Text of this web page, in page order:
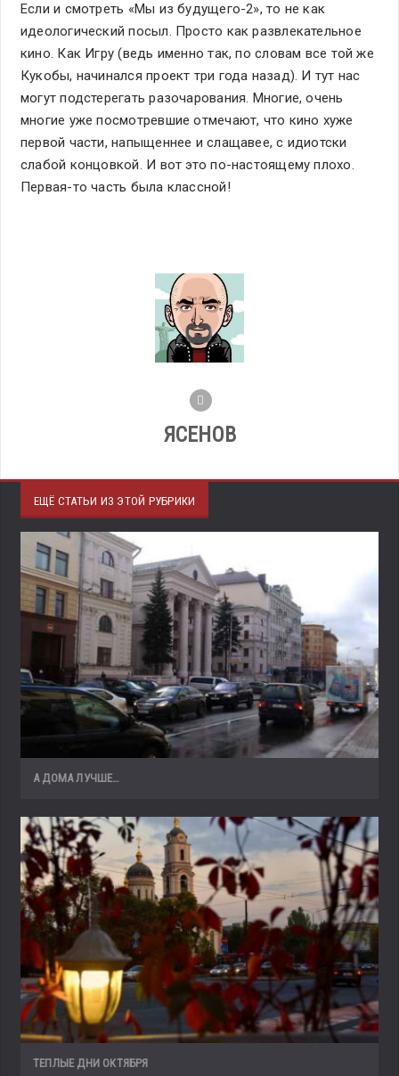
Если и смотреть «Мы из будущего-2», то не как
идеологический посыл. Просто как развлекательное
кино. Как Игру (ведь именно так, по словам все той же
Кукобы, начинался проект три года назад). И тут нас
могут подстерегать разочарования. Многие, очень
многие уже посмотревшие отмечают, что кино хуже
первой части, напыщеннее и слащавее, с идиотски
слабой концовкой. И вот это по-настоящему плохо.
Первая-то часть была классной!
ЯСЕНОВ
ЕЩЁ СТАТЬИ ИЗ ЭТОЙ РУБРИКИ
А ДОМА ЛУЧШЕ…
ТЕПЛЫЕ ДНИ ОКТЯБРЯ